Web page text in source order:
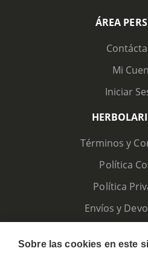
ÁREA
Mi
Iniciar
Términos y
Política
Política
Envíos y
Sobre las cookies en este